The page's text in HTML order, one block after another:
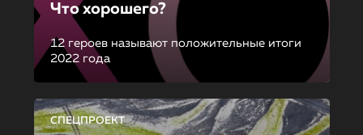
Что хорошего?
12 героев называют положительные итоги
2022 года
СПЕЦПРОЕКТ